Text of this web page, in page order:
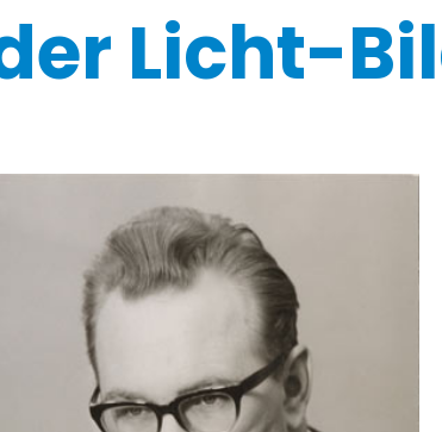
Licht-